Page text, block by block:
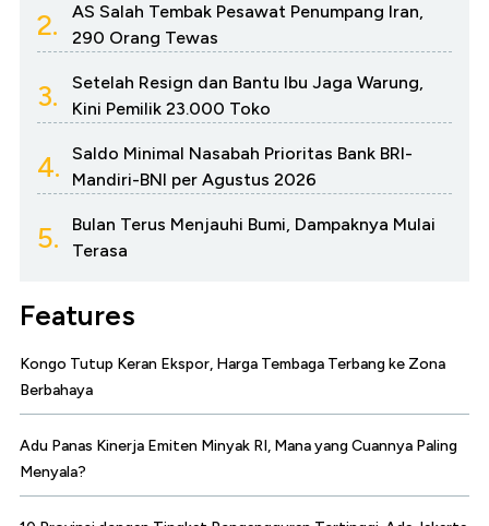
2.
AS Salah Tembak Pesawat Penumpang Iran,
290 Orang Tewas
3.
Setelah Resign dan Bantu Ibu Jaga Warung,
Kini Pemilik 23.000 Toko
4.
Saldo Minimal Nasabah Prioritas Bank BRI-
Mandiri-BNI per Agustus 2026
5.
Bulan Terus Menjauhi Bumi, Dampaknya Mulai
Terasa
Features
Kongo Tutup Keran Ekspor, Harga Tembaga Terbang ke Zona
Berbahaya
Adu Panas Kinerja Emiten Minyak RI, Mana yang Cuannya Paling
Menyala?